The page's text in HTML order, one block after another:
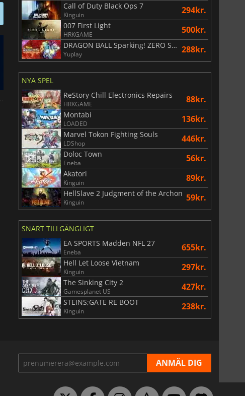
74kr.
Total War WARHAMMER 3
169
Call of Duty Black Ops 7
Kinguin 294kr.
007 First Light
HRKGAME 500kr.
DRAGON BALL Sparking! ZERO Super Limit Breaking NEO
Yuplay 288kr.
NYA SPEL
ReStory Chill Electronics Repairs
HRKGAME 88kr.
Montabi
LOADED 136kr.
Marvel Tokon Fighting Souls
LDShop 446kr.
Doloc Town
Eneba 56kr.
Akatori
Kinguin 89kr.
HellSlave 2 Judgment of the Archon
Kinguin 59kr.
SNART TILLGÄNGLIGT
EA SPORTS Madden NFL 27
Eneba 655kr.
Hell Let Loose Vietnam
Kinguin 297kr.
The Sinking City 2
Gamesplanet US 427kr.
STEINS;GATE RE BOOT
Kinguin 238kr.